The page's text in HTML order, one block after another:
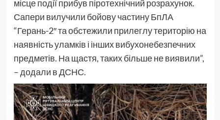
місце події прибув піротехнічний розрахунок.
Сапери вилучили бойову частину БпЛА
“Герань-2″ та обстежили прилеглу територію на
наявність уламків і інших вибухонебезпечних
предметів. На щастя, таких більше не виявили”,
– додали в ДСНС.